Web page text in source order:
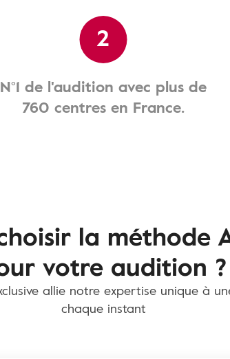
2
N°1 de l'audition avec plus de
760 centres en France.
la méthode
votre audition ?
allie notre expertise unique à
chaque instant